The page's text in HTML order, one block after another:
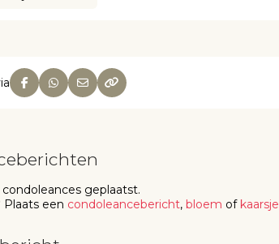
condoleances geplaatst.
Plaats een condoleancebericht, bloem of kaarsje